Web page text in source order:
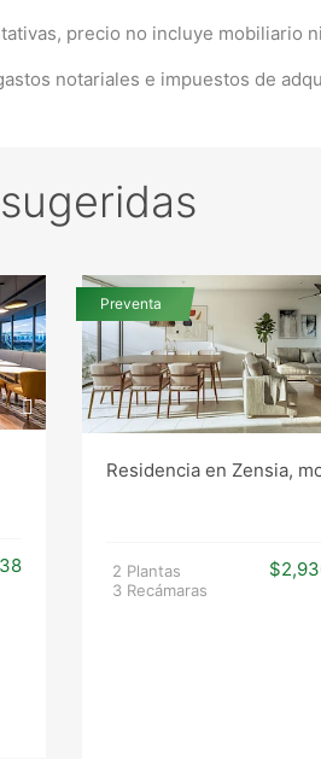
precio no incluye mobiliario
notariales e impuestos de
Preventa
Residencia en Zensia,
2 Plantas
3 Recámaras